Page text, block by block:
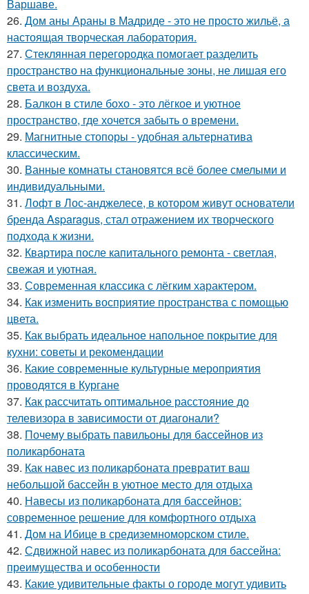
Варшаве.
26. Дом аны Араны в Мадриде - это не просто жильё, а
настоящая творческая лаборатория.
27. Стеклянная перегородка помогает разделить
пространство на функциональные зоны, не лишая его
света и воздуха.
28. Балкон в стиле бохо - это лёгкое и уютное
пространство, где хочется забыть о времени.
29. Магнитные стопоры - удобная альтернатива
классическим.
30. Ванные комнаты становятся всё более смелыми и
индивидуальными.
31. Лофт в Лос-анджелесе, в котором живут основатели
бренда Asparagus, стал отражением их творческого
подхода к жизни.
32. Квартира после капитального ремонта - светлая,
свежая и уютная.
33. Современная классика с лёгким характером.
34. Как изменить восприятие пространства с помощью
цвета.
35. Как выбрать идеальное напольное покрытие для
кухни: советы и рекомендации
36. Какие современные культурные мероприятия
проводятся в Кургане
37. Как рассчитать оптимальное расстояние до
телевизора в зависимости от диагонали?
38. Почему выбрать павильоны для бассейнов из
поликарбоната
39. Как навес из поликарбоната превратит ваш
небольшой бассейн в уютное место для отдыха
40. Навесы из поликарбоната для бассейнов:
современное решение для комфортного отдыха
41. Дом на Ибице в средиземноморском стиле.
42. Сдвижной навес из поликарбоната для бассейна:
преимущества и особенности
43. Какие удивительные факты о городе могут удивить